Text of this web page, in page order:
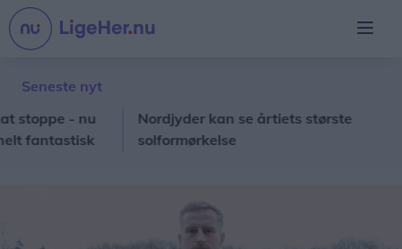
Seneste nyt
- nu
Nordjyder kan se årtiets største
solformørkelse